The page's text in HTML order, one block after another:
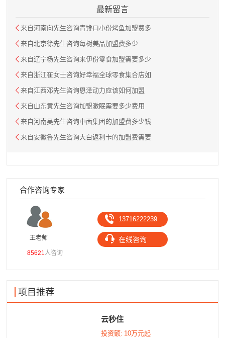
最新留言
来自河南向先生咨询青馋口小份烤鱼加盟费多
来自北京徐先生咨询每树美品加盟费多少
来自辽宁杨先生咨询来伊份零食加盟需要多少
来自浙江崔女士咨询好幸福全球零食集合店如
来自江西邓先生咨询恩泽动力应该如何加盟
来自山东黄先生咨询加盟激眠需要多少费用
来自河南吴先生咨询中面集团的加盟费多少钱
来自安徽鲁先生咨询大白返利卡的加盟费需要
合作咨询专家
13716222239
在线咨询
人咨询
项目推荐
云秒住
投资额: 10万元起